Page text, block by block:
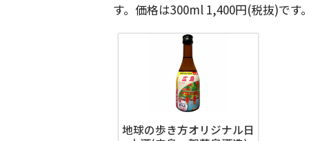
す。価格は300ml 1,400円(税抜)です
地球の歩き方オリジナル日